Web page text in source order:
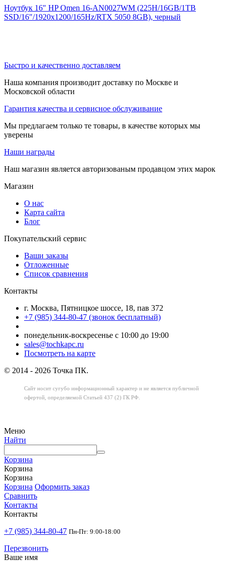
Ноутбук 16" HP Omen 16-AN0027WM (225H/16GB/1TB
SSD/16"/1920x1200/165Hz/RTX 5050 8GB), черный
Быстро и качественно доставляем
Наша компания производит доставку по Москве и
Московской области
Гарантия качества и сервисное обслуживание
Мы предлагаем только те товары, в качестве которых мы
уверены
Наши награды
Наш магазин является авторизованым продавцом этих марок
Магазин
О нас
Карта сайта
Блог
Покупательский сервис
Ваши заказы
Отложенные
Список сравнения
Контакты
г. Москва, Пятницкое шоссе, 18, пав 372
+7 (985) 344-80-47 (звонок бесплатный)
понедельник-воскресенье с 10:00 до 19:00
sales@tochkapc.ru
Посмотреть на карте
© 2014 - 2026 Точка ПК.
Сайт носит сугубо информационный характер и не является публичной
офертой, определяемой Статьей 437 (2) ГК РФ.
Меню
Найти
Корзина
Корзина
Корзина
Корзина Оформить заказ
Сравнить
Контакты
Контакты
+7 (985) 344-80-47 Пн-Пт: 9:00-18:00
Перезвонить
Ваше имя